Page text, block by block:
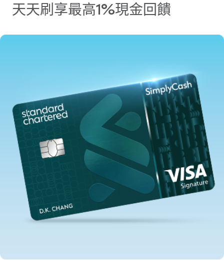
天天刷享最高1%現金回饋